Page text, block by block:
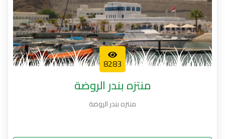
8283
منتزه بندر الروضة
منتزه بندر الروضة